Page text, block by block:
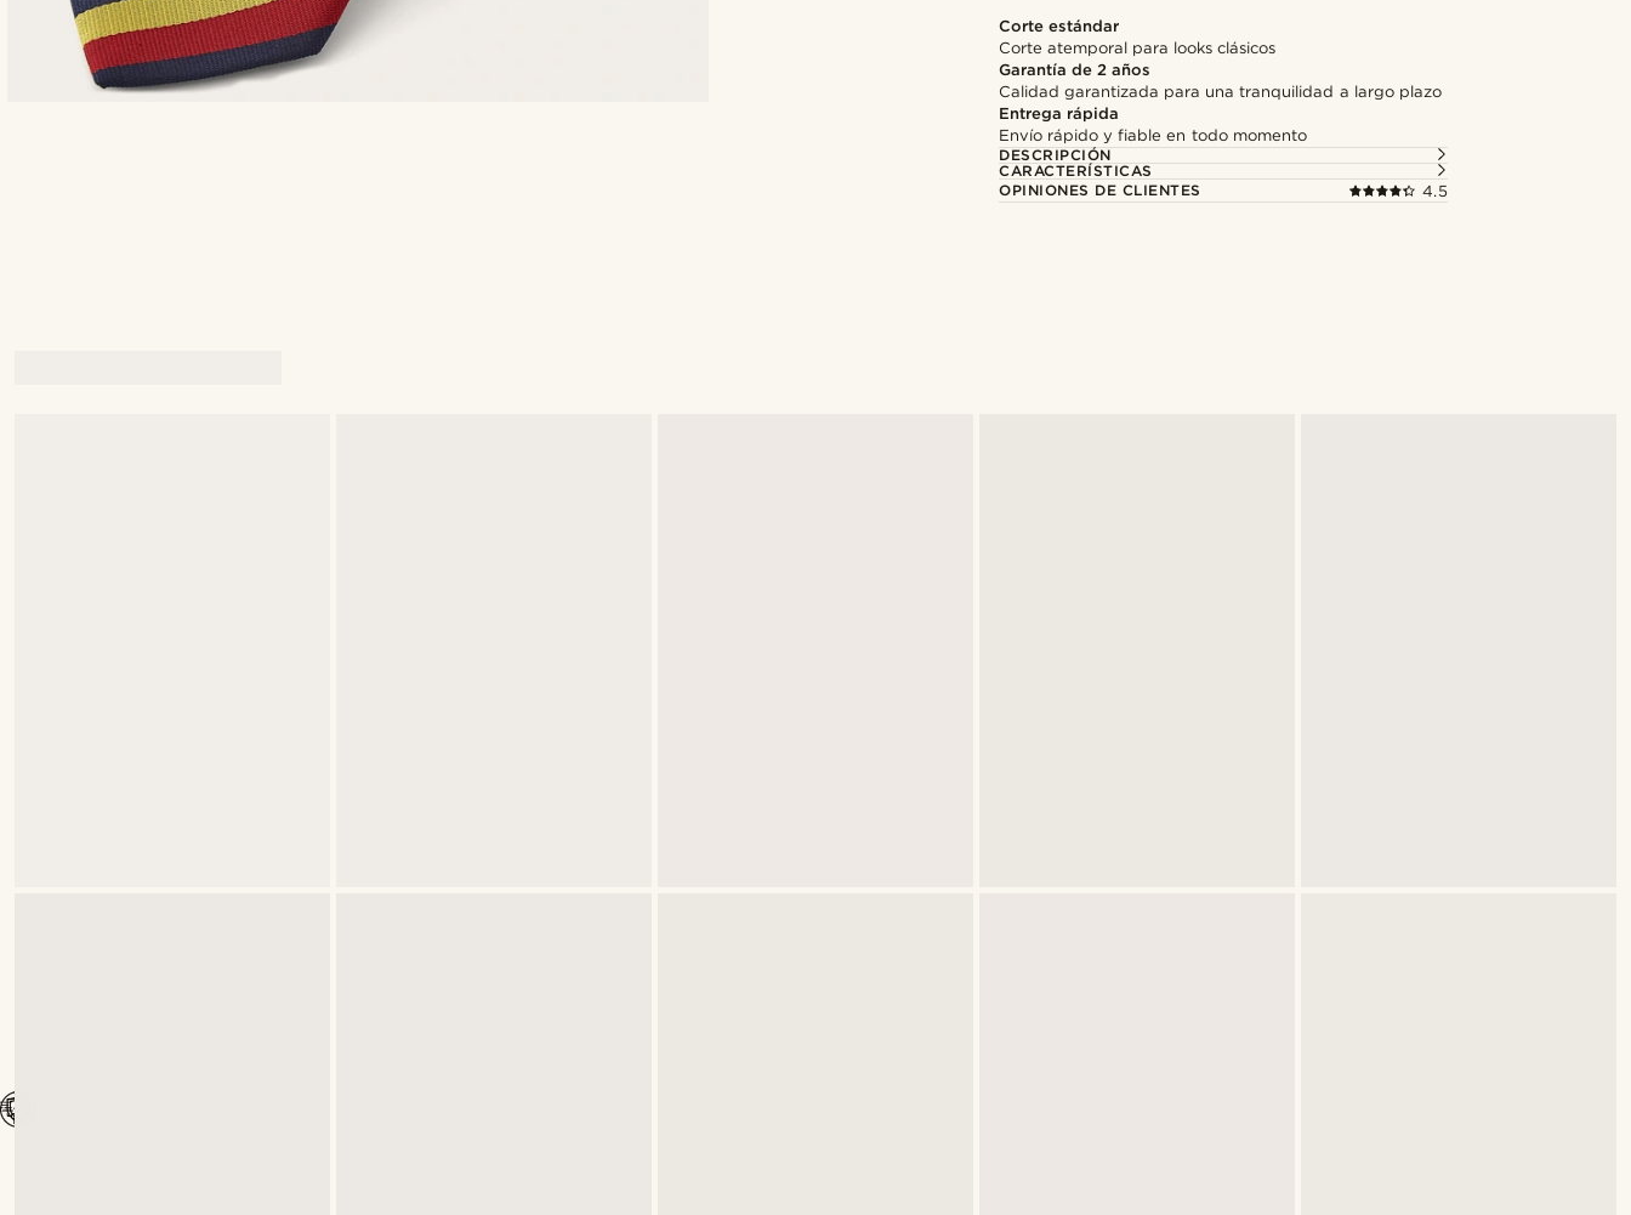
Corte estándar
Corte atemporal para looks clásicos
Garantía de 2 años
Calidad garantizada para una tranquilidad a largo plazo
Entrega rápida
Envío rápido y fiable en todo momento
DESCRIPCIÓN
CARACTERÍSTICAS
OPINIONES DE CLIENTES
4.5